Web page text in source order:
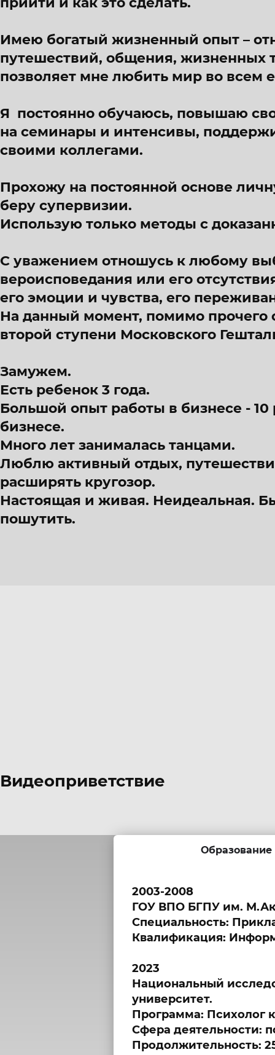
Имею богатый жизненный опыт –
путешествий, общения, жизненных
позволяет мне любить мир во всем
Я постоянно обучаюсь, повышаю
на семинары и интенсивы,
своими коллегами.
Прохожу на постоянной основе
беру супервизии.
Использую только методы с
С уважением отношусь к любому
вероисповедания или его
его эмоции и чувства, его
На данный момент, помимо прочего
второй ступени Московского
Замужем.
Есть ребенок 3 года.
Большой опыт работы в бизнесе -
бизнесе.
Много лет занималась танцами.
Люблю активный отдых,
расширять кругозор.
Настоящая и живая. Неидеальная.
пошутить.
Видеоприветствие
Образование
2003-2008
ГОУ ВПО БГПУ им.
Специальность:
Квалификация:
2023
Национальный
университет.
Программа: Психолог
Сфера деятельности:
Продолжительность: